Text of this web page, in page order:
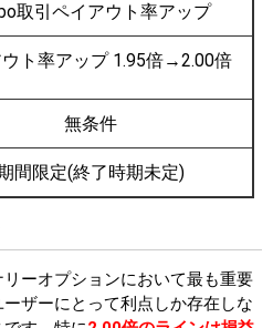
取引ペイアウト率アップ
ト率アップ 1.95倍→2.00倍
無条件
間限定(終了時期未定)
ーオプションにおいて最も重要
ザーにとって利点しか存在しな